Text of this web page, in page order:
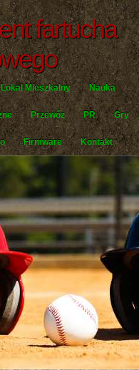
fartucha
Lokal Mieszkalny Nauka
Przewóz PR Gry
Firmware Kontakt